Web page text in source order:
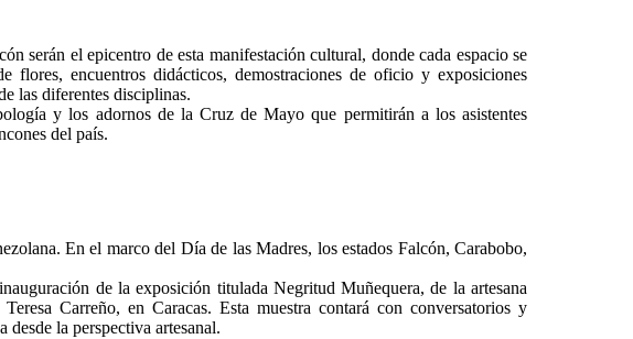
serán el epicentro de esta manifestación cultural, donde cada espacio se
flores, encuentros didácticos, demostraciones de oficio y exposiciones
las diferentes disciplinas.
y los adornos de la Cruz de Mayo que permitirán a los asistentes
del país.
En el marco del Día de las Madres, los estados Falcón, Carabobo,
de la exposición titulada Negritud Muñequera, de la artesana
Carreño, en Caracas. Esta muestra contará con conversatorios y
la perspectiva artesanal.